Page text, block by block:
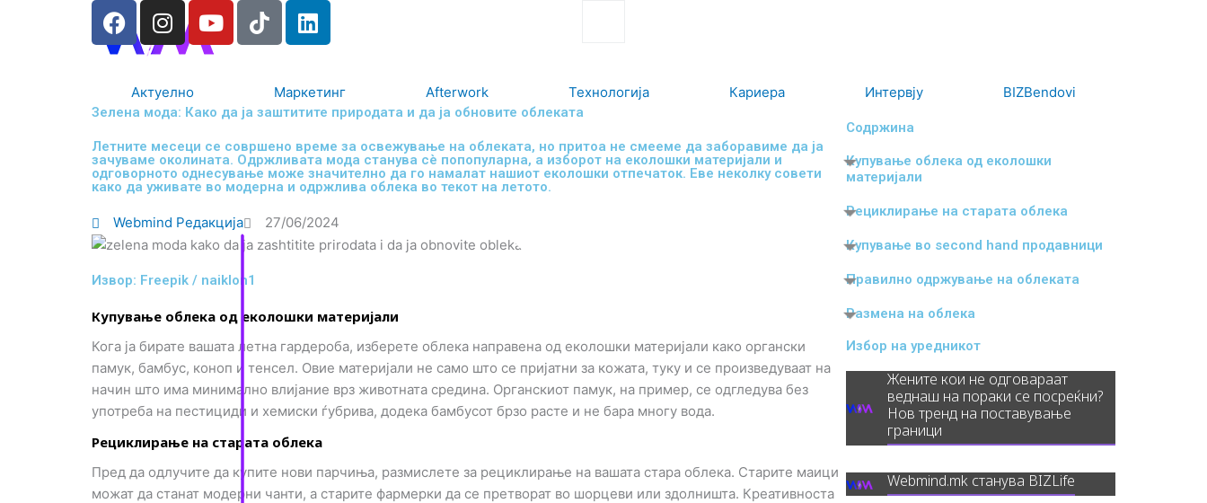
RS
ENGF
a
c
o
o
k
I
n
s
a
g
r
a
m
Y
o
u
b
e
I
c
i
k
-
t
k
t
-
i
c
o
n
L
i
e
d
i
n
Актуелно Маркетинг Afterwork Технологија Кариера Интервју BIZBendovi
Зелена мода: Како да ја заштитите природата и да ја обновите облеката
Летните месеци се совршено време за освежување на облеката, но притоа не смееме да заборавиме да ја
зачуваме околината. Одржливата мода станува сè попопуларна, а изборот на еколошки материјали и
одговорното однесување може значително да го намалат нашиот еколошки отпечаток. Еве неколку совети
како да уживате во модерна и одржлива облека во текот на летото.
Webmind Редакција 27/06/2024
Извор: Freepik / naiklon1
Купување облека од еколошки материјали
Кога ја бирате вашата летна гардероба, изберете облека направена од еколошки материјали како органски
памук, бамбус, коноп и тенсел. Овие материјали не само што се пријатни за кожата, туку и се произведуваат на
начин што има минимално влијание врз животната средина. Органскиот памук, на пример, се одгледува без
употреба на пестициди и хемиски ѓубрива, додека бамбусот брзо расте и не бара многу вода.
Рециклирање на старата облека
Пред да одлучите да купите нови парчиња, размислете за рециклирање на вашата стара облека. Старите маици
можат да станат модерни чанти, а старите фармерки да се претворат во шорцеви или здолништа. Креативноста
Содржина
Купување облека од еколошки
материјали
Рециклирање на старата облека
Купување во second hand продавници
Правилно одржување на облеката
Размена на облека
Избор на уредникот
Жените кои не одговараат
веднаш на пораки се посреќни?
Нов тренд на поставување
граници
Webmind.mk станува BIZLife